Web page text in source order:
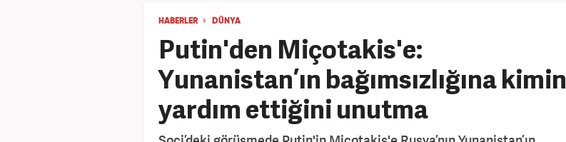
HABERLER DÜNYA
Putin'den Miçotakis'e:
Yunanistan’ın bağımsızlığına kimin
yardım ettiğini unutma